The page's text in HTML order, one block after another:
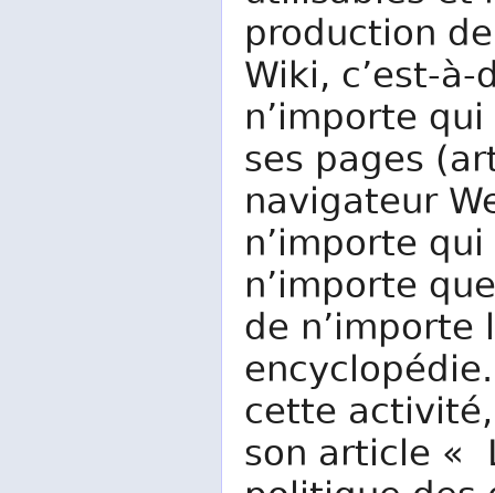
production
Wiki, c’est-
n’importe
ses pages
navigateur
n’importe
n’importe
de
cette
son article «